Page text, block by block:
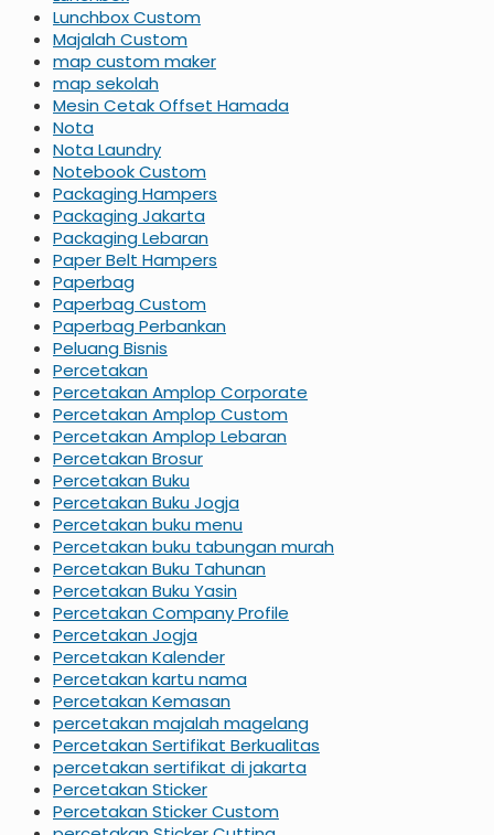
Lunchbox Custom
Majalah Custom
map custom maker
map sekolah
Mesin Cetak Offset Hamada
Nota
Nota Laundry
Notebook Custom
Packaging Hampers
Packaging Jakarta
Packaging Lebaran
Paper Belt Hampers
Paperbag
Paperbag Custom
Paperbag Perbankan
Peluang Bisnis
Percetakan
Percetakan Amplop Corporate
Percetakan Amplop Custom
Percetakan Amplop Lebaran
Percetakan Brosur
Percetakan Buku
Percetakan Buku Jogja
Percetakan buku menu
Percetakan buku tabungan murah
Percetakan Buku Tahunan
Percetakan Buku Yasin
Percetakan Company Profile
Percetakan Jogja
Percetakan Kalender
Percetakan kartu nama
Percetakan Kemasan
percetakan majalah magelang
Percetakan Sertifikat Berkualitas
percetakan sertifikat di jakarta
Percetakan Sticker
Percetakan Sticker Custom